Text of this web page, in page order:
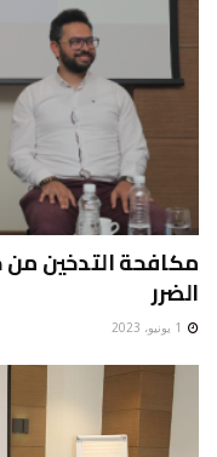
مكافحة التدخين من
الضرر